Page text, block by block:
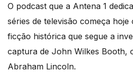
O podcast que a Antena 1
séries de televisão começa hoje
ficção histórica que segue a
captura de John Wilkes Booth,
Abraham Lincoln.